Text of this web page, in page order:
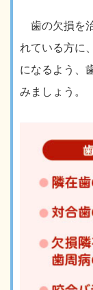
歯の欠損を
れている方に
になるよう、
みましょう。